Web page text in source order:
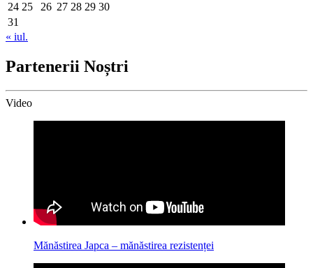
24 25 26 27 28 29 30
31
« iul.
Partenerii Noștri
Video
Mănăstirea Japca – mănăstirea rezistenței